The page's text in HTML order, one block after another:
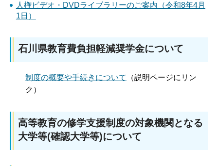
人権ビデオ・DVDライブラリーのご案内（令和8年4月
1日）
石川県教育費負担軽減奨学金について
制度の概要や手続きについて
（説明ページにリン
ク）
高等教育の修学支援制度の対象機関となる
大学等(確認大学等)について